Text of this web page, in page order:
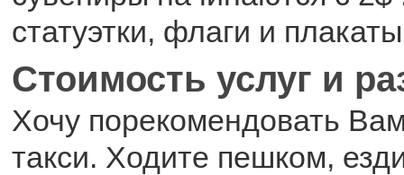
статуэтки, флаги и
Стоимость услуг и
Хочу порекомендовать
такси. Ходите пешком,